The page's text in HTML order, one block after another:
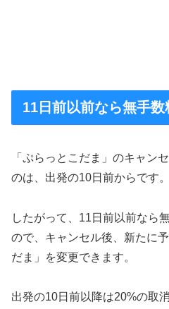
11日前以前なら無手
「ぷらっとこだま」のキャン
のは、出発の10日前からです。
したがって、11日前以前なら
ので、キャンセル後、新たに
だま」を変更できます。
出発の10日前以降は20%の取